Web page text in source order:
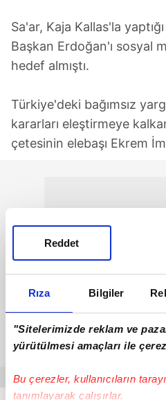
Rıza Bilgiler
"Sitelerimizde reklam ve
yürütülmesi amaçları ile
Bu çerezler, kullanıcıların
tanımlayarak çalışırlar.
Reddet
Sa'ar, Kaja Kallas'la
Başkan Erdoğan'ı sosyal
hedef almıştı.
Türkiye'deki bağımsız
kararları eleştirmeye
çetesinin elebaşı Ekrem